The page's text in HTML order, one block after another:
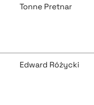
Tonne Pretnar
Edward Różycki